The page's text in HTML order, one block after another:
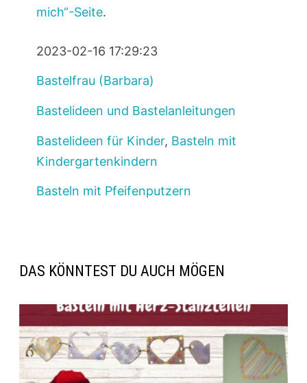
mich“-Seite.
2023-02-16 17:29:23
Bastelfrau (Barbara)
Bastelideen und Bastelanleitungen
Bastelideen für Kinder, Basteln mit
Kindergartenkindern
Basteln mit Pfeifenputzern
DAS KÖNNTEST DU AUCH MÖGEN